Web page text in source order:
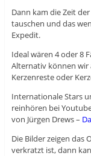
Dann kam die Zeit
tauschen und das
Expedit.
Ideal wären 4 oder 8
Alternativ können wir
Kerzenreste oder
Internationale Stars
reinhören bei
von Jürgen Drews –
Die Bilder zeigen das
verkratzt ist, dann